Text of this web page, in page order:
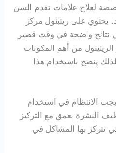
لعلاج علامات تقدم السن
يحتوي على ريتينول مركز
نتائج واضحة في وقت قصير
من أهم المكونات
ينصح باستخدام هذا
الانتظام في استخدام
البشرة بعمق مع التركيز
تتركز بها المشاكل في